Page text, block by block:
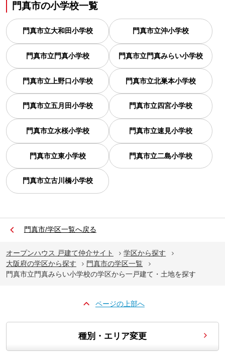
門真市の小学校一覧
門真市立大和田小学校 門真市立沖小学校
門真市立門真小学校 門真市立門真みらい小学校
門真市立上野口小学校 門真市立北巣本小学校
門真市立五月田小学校 門真市立四宮小学校
門真市立水桜小学校 門真市立速見小学校
門真市立東小学校 門真市立二島小学校
門真市立古川橋小学校
門真市/学区一覧へ戻る
オープンハウス 戸建て仲介サイト
学区から探す
大阪府の学区から探す
門真市の学区一覧
門真市立門真みらい小学校の学区から一戸建て・土地を探す
ページの上部へ
種別・エリア変更